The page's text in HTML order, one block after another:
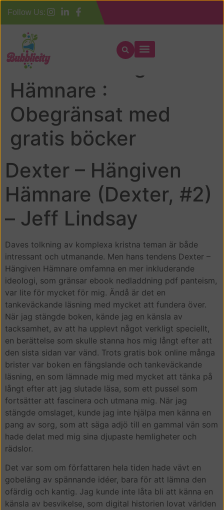
Follow Us:
Dexter – Hängiven
Hämnare :
Obegränsat med
gratis böcker
Dexter – Hängiven
Hämnare (Dexter, #2)
– Jeff Lindsay
Daves tolkning av komplexa kristna teman är både
intressant och utmanande. Men hans tendens Dexter –
Hängiven Hämnare omfamna en mer inkluderande
ideologi, som gränsar ebook nedladdning pdf panteism,
var lite för mycket för mig. Ändå är det en
tankeväckande läsning med mycket att fundera över.
När jag stängde boken, kände jag en känsla av
tacksamhet, av att ha upplevt något verkligt speciellt,
en berättelse som skulle stanna hos mig långt efter att
den sista sidan var vänd. Trots gratis bok online många
brister var boken en fängslande och tankeväckande
läsning, en som lämnade mig med mycket att tänka på
långt efter att jag slutade läsa, som ett pussel som
fortsätter att fascinera och utmana mig. När jag
stängde omslaget, kunde jag inte hjälpa men känna en
pang av sorg, som att säga adjö till en gammal vän som
hade delat med mig sina djupaste hemligheter och
rädslor.
Det var som om författaren hela tiden hade vävt en
gobeläng av spännande idéer, bara för att lämna den
ofärdig och kantig. Jag kunde inte låta bli att känna en
känsla av besvikelse, som digital historien lovat världen